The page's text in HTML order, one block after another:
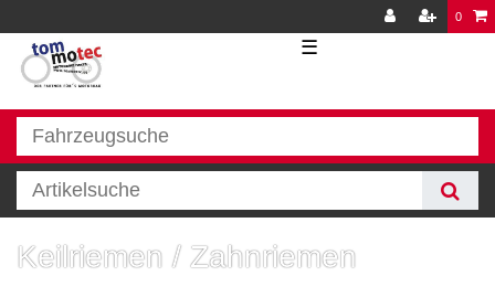
0
☰
Keilriemen / Zahnriemen